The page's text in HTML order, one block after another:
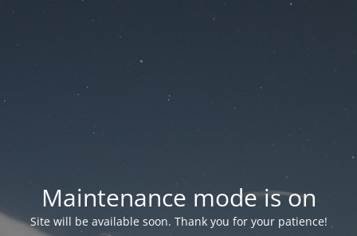
Maintenance mode is on
Site will be available soon. Thank you for your patience!